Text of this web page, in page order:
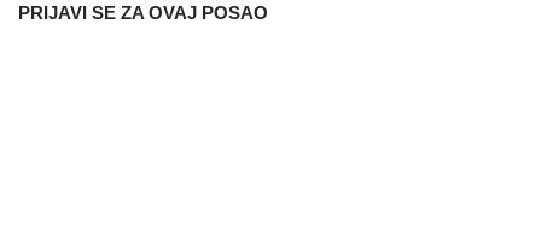
PRIJAVI SE ZA OVAJ POSAO